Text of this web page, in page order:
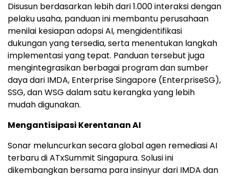
Disusun berdasarkan lebih dari 1.000 interaksi dengan
pelaku usaha, panduan ini membantu perusahaan
menilai kesiapan adopsi AI, mengidentifikasi
dukungan yang tersedia, serta menentukan langkah
implementasi yang tepat. Panduan tersebut juga
mengintegrasikan berbagai program dan sumber
daya dari IMDA, Enterprise Singapore (EnterpriseSG),
SSG, dan WSG dalam satu kerangka yang lebih
mudah digunakan.
Mengantisipasi Kerentanan AI
Sonar meluncurkan secara global agen remediasi AI
terbaru di ATxSummit Singapura. Solusi ini
dikembangkan bersama para insinyur dari IMDA dan